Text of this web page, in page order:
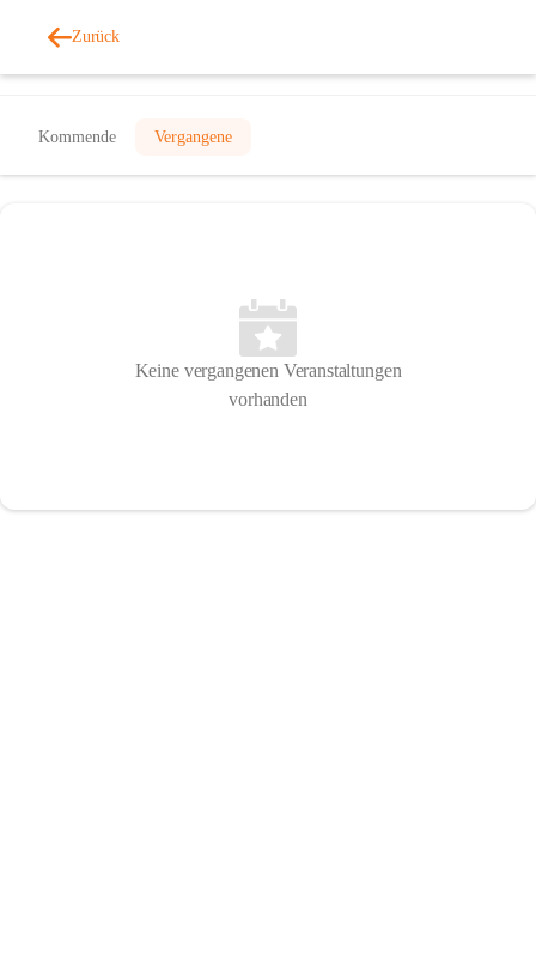
Zurück
Kommende Vergangene
Keine vergangenen Veranstaltungen
vorhanden